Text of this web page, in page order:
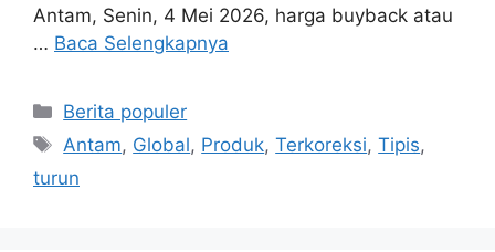
Antam, Senin, 4 Mei 2026, harga buyback atau
… Baca Selengkapnya
Kategori
Berita populer
Tag
Antam, Global, Produk,Terkoreksi,Tipis,
turun